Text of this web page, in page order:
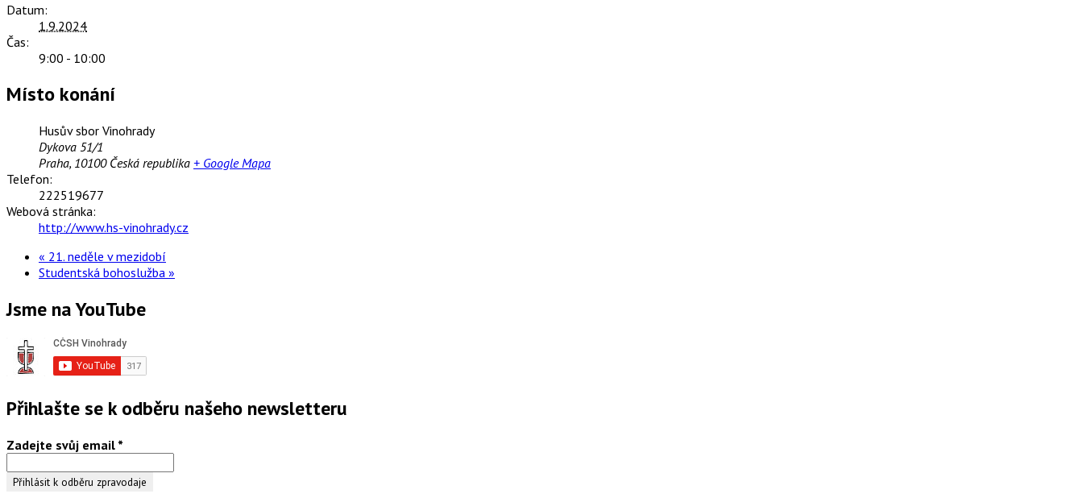
Datum:
1.9.2024
Čas:
9:00 - 10:00
Místo konání
Husův sbor Vinohrady
Dykova 51/1
Praha, 10100 Česká republika + Google Mapa
Telefon:
222519677
Webová stránka:
http://www.hs-vinohrady.cz
« 21. neděle v mezidobí
Studentská bohoslužba »
Jsme na YouTube
Přihlašte se k odběru našeho newsletteru
Zadejte svůj email *